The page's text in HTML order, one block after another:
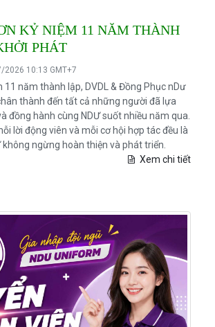
KỶ NIỆM 11 NĂM THÀNH
PHÁT
2026 10:13 GMT+7
11 năm thành lập, DVDL & Đồng Phục nDư
thành đến tất cả những người đã lựa
đồng hành cùng NDƯ suốt nhiều năm qua.
lời động viên và mỗi cơ hội hợp tác đều là
không ngừng hoàn thiện và phát triển.
Xem chi tiết